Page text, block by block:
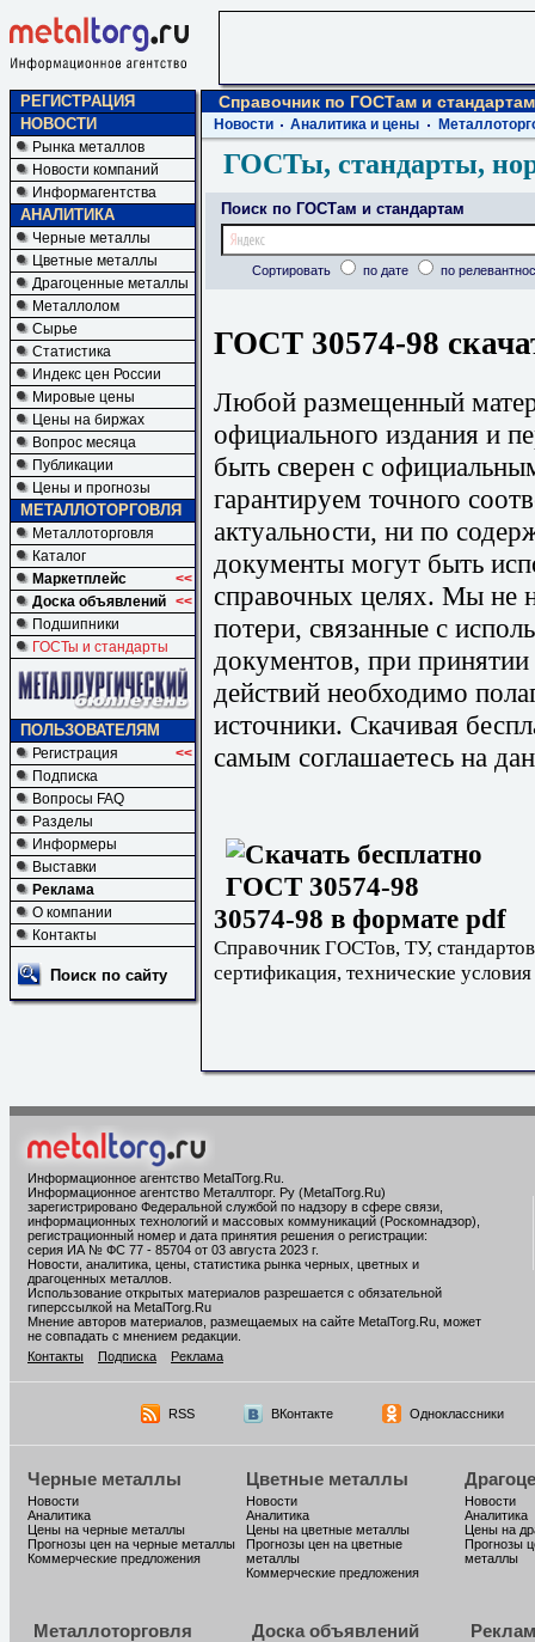
РЕГИСТРАЦИЯ
НОВОСТИ
Рынка металлов
Новости компаний
Информагентства
АНАЛИТИКА
Черные металлы
Цветные металлы
Драгоценные металлы
Металлолом
Сырье
Статистика
Индекс цен России
Мировые цены
Цены на биржах
Вопрос месяца
Публикации
Цены и прогнозы
МЕТАЛЛОТОРГОВЛЯ
Металлоторговля
Каталог
Маркетплейс
<<
Доска объявлений <<
Подшипники
ГОСТы и стандарты
ПОЛЬЗОВАТЕЛЯМ
Регистрация
<<
Подписка
Вопросы FAQ
Разделы
Информеры
Выставки
Реклама
О компании
Контакты
Поиск по сайту
Справочник по ГОСТам и стандартам
Новости Аналитика и цены
ГОСТы, стандарты,
Поиск по ГОСТам и стандартам
Сортировать по дате по
ГОСТ 30574-98
Любой размещенный
официального издания и
быть сверен с
гарантируем точного
актуальности, ни по
документы могут быть
справочных целях. Мы не
потери, связанные с
документов, при
действий необходимо
источники. Скачивая
самым соглашаетесь на
30574-98 в формате pdf
Справочник ГОСТов, ТУ,
сертификация, технические условия
Информационное агентство MetalTorg.Ru
Информационное агентство Металлторг. Ру (MetalTorg.Ru)
зарегистрировано Федеральной службой по надзору в сфере связи,
информационных технологий и массовых коммуникаций (Роскомнадзор),
регистрационный номер и дата принятия решения о регистрации:
серия ИА № ФС 77 - 85704 от 03 августа 2023 г.
Новости, аналитика, цены, статистика рынка черных, цветных и
драгоценных металлов.
Использование открытых материалов разрешается с обязательной
гиперссылкой на MetalTorg.Ru
Мнение авторов материалов, размещаемых на сайте MetalTorg.Ru, может
не совпадать с мнением редакции.
Контакты
Подписка Реклама
RSS ВКонтакте Одноклассники
Черные металлы
Новости
Аналитика
Цены на черные металлы
Прогнозы цен на черные металлы
Коммерческие предложения
Цветные металлы
Новости
Аналитика
Цены на цветные металлы
Прогнозы цен на цветные
металлы
Коммерческие предложения
Новости
Аналитика
Цены на
Прогнозы
металлы
Металлоторговля Доска объявлений